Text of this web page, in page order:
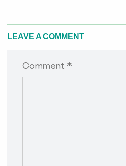
LEAVE A COMMENT
Comment *